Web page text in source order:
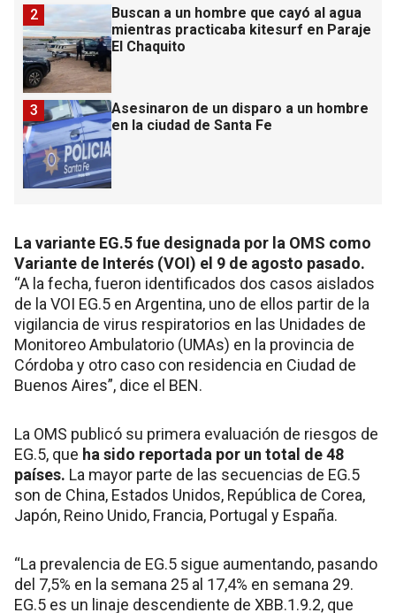
Buscan a un hombre que cayó al agua
mientras practicaba kitesurf en Paraje
El Chaquito
2
Asesinaron de un disparo a un hombre
en la ciudad de Santa Fe
3
La variante EG.5 fue designada por la OMS como
Variante de Interés (VOI) el 9 de agosto pasado.
“A la fecha, fueron identificados dos casos aislados
de la VOI EG.5 en Argentina, uno de ellos partir de la
vigilancia de virus respiratorios en las Unidades de
Monitoreo Ambulatorio (UMAs) en la provincia de
Córdoba y otro caso con residencia en Ciudad de
Buenos Aires”, dice el BEN.
La OMS publicó su primera evaluación de riesgos de
EG.5, que ha sido reportada por un total de 48
países. La mayor parte de las secuencias de EG.5
son de China, Estados Unidos, República de Corea,
Japón, Reino Unido, Francia, Portugal y España.
“La prevalencia de EG.5 sigue aumentando, pasando
del 7,5% en la semana 25 al 17,4% en semana 29.
EG.5 es un linaje descendiente de XBB.1.9.2, que